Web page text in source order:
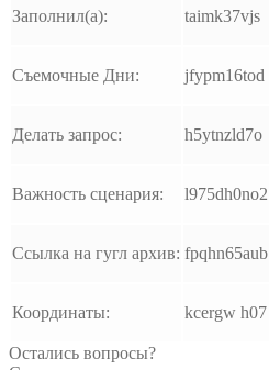
Заполнил(а): taimk37vjs
Съемочные Дни: jfypm16tod
Делать запрос: h5ytnzld7o
Важность сценария: l975dh0no2
Ссылка на гугл архив: fpqhn65aub
Координаты: kcergw h07
Остались вопросы?